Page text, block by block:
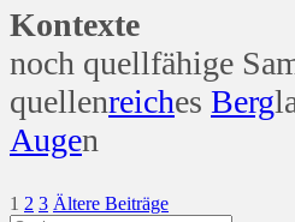
Kontexte
noch quellfähige
quellenreiches Berg
Augen
Seitennummerierung
1 2 3 Ältere Beiträge